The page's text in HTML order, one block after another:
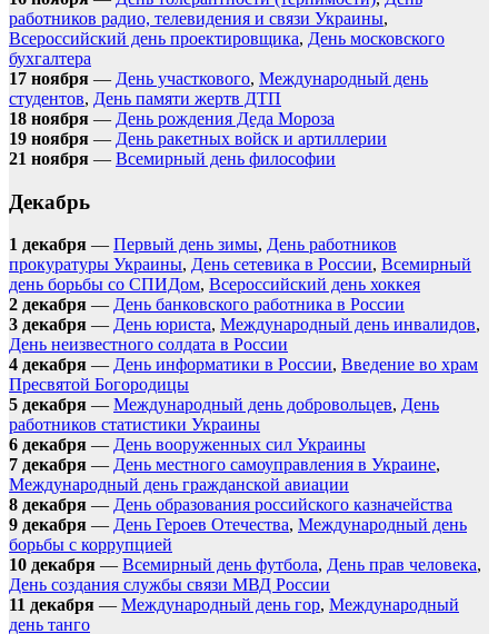
работников радио, телевидения и связи Украины,
Всероссийский день проектировщика, День московского
бухгалтера
17 ноября — День участкового, Международный день
студентов, День памяти жертв ДТП
18 ноября — День рождения Деда Мороза
19 ноября — День ракетных войск и артиллерии
21 ноября — Всемирный день философии
Декабрь
1 декабря — Первый день зимы, День работников
прокуратуры Украины, День сетевика в России, Всемирный
день борьбы со СПИДом, Всероссийский день хоккея
2 декабря — День банковского работника в России
3 декабря — День юриста, Международный день инвалидов,
День неизвестного солдата в России
4 декабря — День информатики в России, Введение во храм
Пресвятой Богородицы
5 декабря — Международный день добровольцев, День
работников статистики Украины
6 декабря — День вооруженных сил Украины
7 декабря — День местного самоуправления в Украине,
Международный день гражданской авиации
8 декабря — День образования российского казначейства
9 декабря — День Героев Отечества, Международный день
борьбы с коррупцией
10 декабря — Всемирный день футбола, День прав человека,
День создания службы связи МВД России
11 декабря — Международный день гор, Международный
день танго